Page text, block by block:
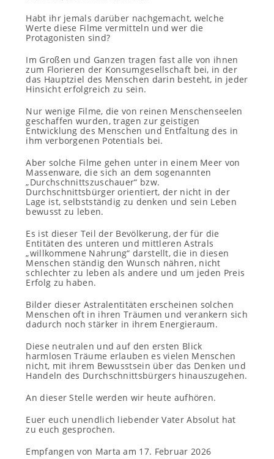
Habt ihr jemals darüber nachgemacht, welche
Werte diese Filme vermitteln und wer die
Protagonisten sind?
Im Großen und Ganzen tragen fast alle von ihnen
zum Florieren der Konsumgesellschaft bei, in der
das Hauptziel des Menschen darin besteht, in jeder
Hinsicht erfolgreich zu sein.
Nur wenige Filme, die von reinen Menschenseelen
geschaffen wurden, tragen zur geistigen
Entwicklung des Menschen und Entfaltung des in
ihm verborgenen Potentials bei.
Aber solche Filme gehen unter in einem Meer von
Massenware, die sich an dem sogenannten
„Durchschnittszuschauer“ bzw.
Durchschnittsbürger orientiert, der nicht in der
Lage ist, selbstständig zu denken und sein Leben
bewusst zu leben.
Es ist dieser Teil der Bevölkerung, der für die
Entitäten des unteren und mittleren Astrals
„willkommene Nahrung“ darstellt, die in diesen
Menschen ständig den Wunsch nähren, nicht
schlechter zu leben als andere und um jeden Preis
Erfolg zu haben.
Bilder dieser Astralentitäten erscheinen solchen
Menschen oft in ihren Träumen und verankern sich
dadurch noch stärker in ihrem Energieraum.
Diese neutralen und auf den ersten Blick
harmlosen Träume erlauben es vielen Menschen
nicht, mit ihrem Bewusstsein über das Denken und
Handeln des Durchschnittsbürgers hinauszugehen.
An dieser Stelle werden wir heute aufhören.
Euer euch unendlich liebender Vater Absolut hat
zu euch gesprochen.
Empfangen von Marta am 17. Februar 2026